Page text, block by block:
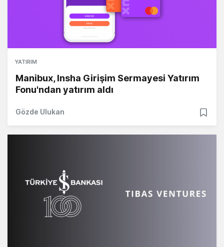
YATIRIM
Manibux, Insha Girişim Sermayesi Yatırım
Fonu'ndan yatırım aldı
Gözde Ulukan